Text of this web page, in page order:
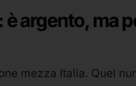
argento, ma
mezza Italia. Quel